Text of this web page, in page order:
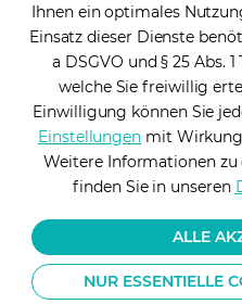
Download
(opens in a
Ihnen ein optimales
Einsatz dieser Dienste
a DSGVO und § 25 Abs.
welche Sie freiwillig
Einwilligung können Sie
Einstellungen (opens in a
mit
Weitere Informationen
finden Sie in unseren
ALLE
NUR ESSENTIELLE